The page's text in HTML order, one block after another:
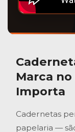
Marca
Importa
Cadernetas
papelaria —